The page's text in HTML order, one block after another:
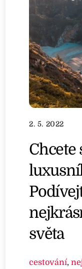
2. 5. 2022
Chcete
světa
cestování,